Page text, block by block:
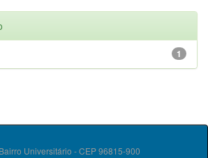
1
Universitário - CEP 96815-900